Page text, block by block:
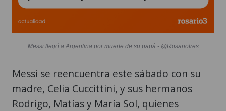
Messi llegó a Argentina por muerte de su papá - @Rosariotres
Messi se reencuentra este sábado con su
madre, Celia Cuccittini, y sus hermanos
Rodrigo, Matías y María Sol, quienes